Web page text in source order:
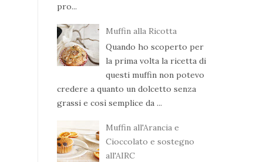
pro...
Muffin alla Ricotta
Quando ho scoperto per
la prima volta la ricetta di
questi muffin non potevo
credere a quanto un dolcetto senza
grassi e così semplice da ...
Muffin all'Arancia e
Cioccolato e sostegno
all'AIRC